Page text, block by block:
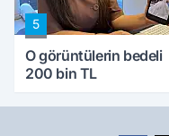
5
O görüntülerin bedeli
200 bin TL